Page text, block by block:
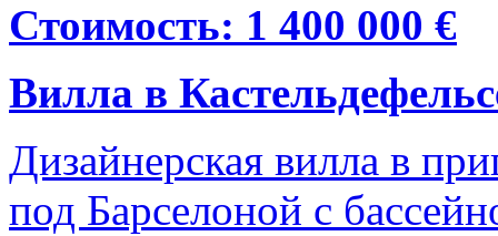
Стоимость: 1 400 000 €
Вилла в
Дизайнерская вилла в
под Барселоной с